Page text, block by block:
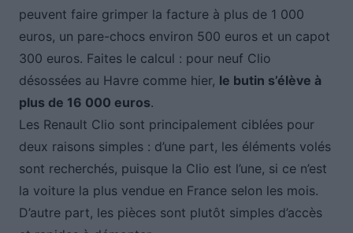
peuvent faire grimper la facture à plus de 1 000
euros, un pare-chocs environ 500 euros et un capot
300 euros. Faites le calcul : pour neuf Clio
désossées au Havre comme hier, le butin s’élève à
plus de 16 000 euros.
Les Renault Clio sont principalement ciblées pour
deux raisons simples : d’une part, les éléments volés
sont recherchés, puisque la Clio est l’une, si ce n’est
la voiture la plus vendue en France selon les mois.
D’autre part, les pièces sont plutôt simples d’accès